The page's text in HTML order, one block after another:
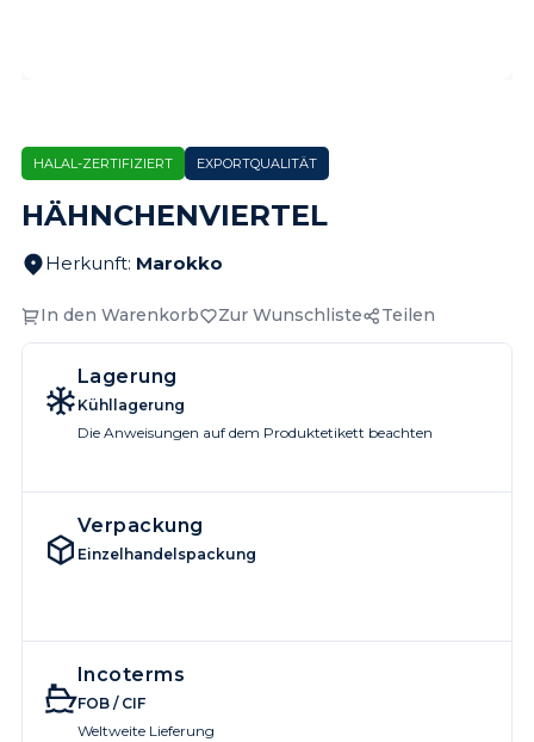
HALAL-ZERTIFIZIERT EXPORTQUALITÄT
HÄHNCHENVIERTEL
Herkunft: Marokko
In den Warenkorb Zur Wunschliste Teilen
Lagerung
Kühllagerung
Die Anweisungen auf dem Produktetikett beachten
Verpackung
Einzelhandelspackung
Incoterms
FOB / CIF
Weltweite Lieferung